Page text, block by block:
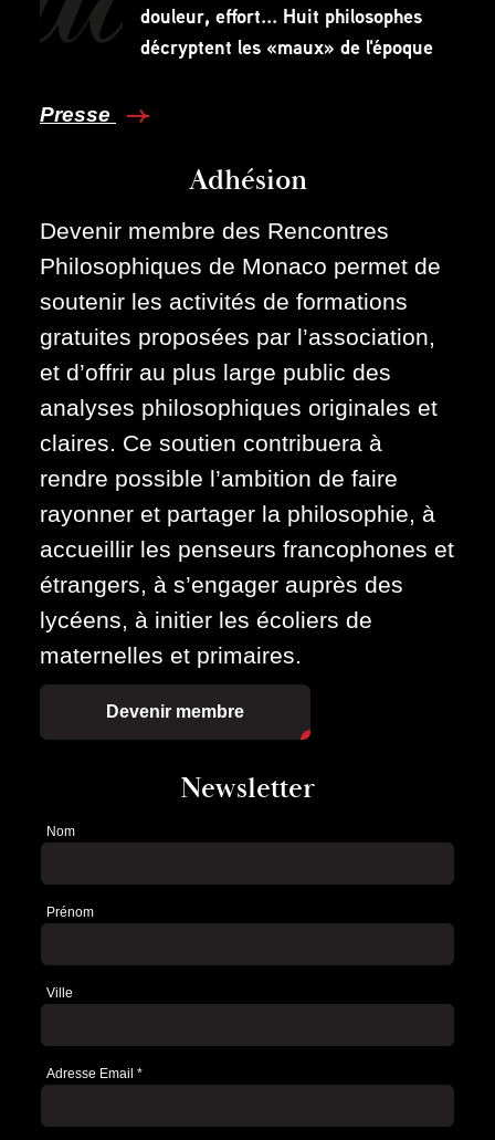
douleur, effort... Huit philosophes
décryptent les «maux» de l'époque
Presse
Adhésion
Devenir membre des Rencontres
Philosophiques de Monaco permet de
soutenir les activités de formations
gratuites proposées par l’association,
et d’offrir au plus large public des
analyses philosophiques originales et
claires. Ce soutien contribuera à
rendre possible l’ambition de faire
rayonner et partager la philosophie, à
accueillir les penseurs francophones et
étrangers, à s’engager auprès des
lycéens, à initier les écoliers de
maternelles et primaires.
Devenir membre
Newsletter
Newsletter
Nom
Prénom
Ville
Adresse Email *